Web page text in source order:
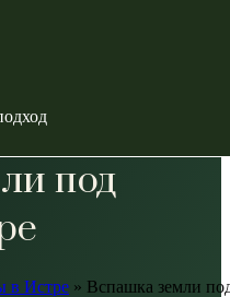
под
в Истре » Вспашка земли